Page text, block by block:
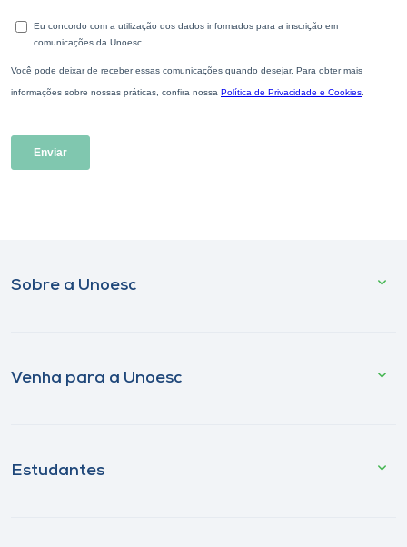
Sobre a Unoesc
Venha para a Unoesc
Estudantes